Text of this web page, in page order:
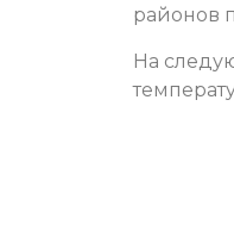
районов
На